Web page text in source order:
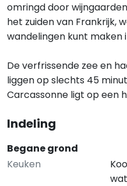
omringd door
het zuiden van Frankrijk,
wandelingen kunt maken
De verfrissende zee en
liggen op slechts 45
Carcassonne ligt op een
Indeling
Begane grond
Keuken